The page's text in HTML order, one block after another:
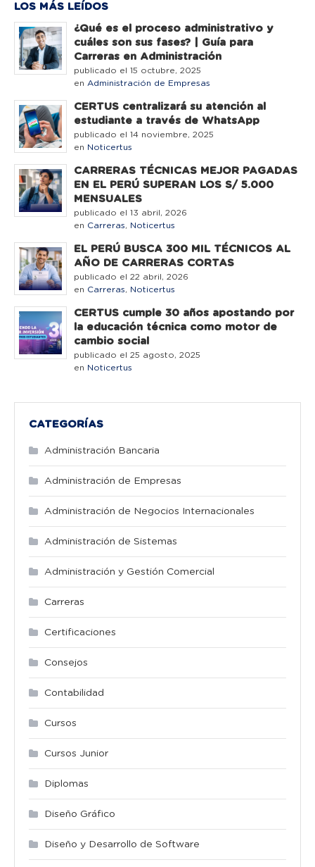
LOS MÁS LEÍDOS
¿Qué es el proceso administrativo y
cuáles son sus fases? | Guía para
Carreras en Administración
publicado el 15 octubre, 2025
en Administración de Empresas
CERTUS centralizará su atención al
estudiante a través de WhatsApp
publicado el 14 noviembre, 2025
en Noticertus
CARRERAS TÉCNICAS MEJOR PAGADAS
EN EL PERÚ SUPERAN LOS S/ 5.000
MENSUALES
publicado el 13 abril, 2026
en Carreras, Noticertus
EL PERÚ BUSCA 300 MIL TÉCNICOS AL
AÑO DE CARRERAS CORTAS
publicado el 22 abril, 2026
en Carreras, Noticertus
CERTUS cumple 30 años apostando por
la educación técnica como motor de
cambio social
publicado el 25 agosto, 2025
en Noticertus
CATEGORÍAS
Administración Bancaria
Administración de Empresas
Administración de Negocios Internacionales
Administración de Sistemas
Administración y Gestión Comercial
Carreras
Certificaciones
Consejos
Contabilidad
Cursos
Cursos Junior
Diplomas
Diseño Gráfico
Diseño y Desarrollo de Software